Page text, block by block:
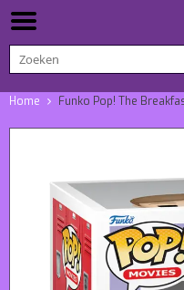
Home Funko Pop! The